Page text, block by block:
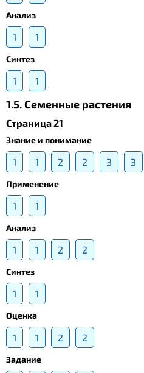
Анализ
1 1
Синтез
1 1
1.5. Cеменные растения
Страница 21
Знание и понимание
1 1 2 2 3 3
Применение
1 1
Анализ
1 1 2 2
Синтез
1 1
Оценка
1 1 2 2
Задание